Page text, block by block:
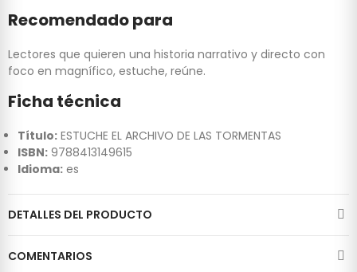
Recomendado para
Lectores que quieren una historia narrativo y directo con
foco en magnífico, estuche, reúne.
Ficha técnica
Título: ESTUCHE EL ARCHIVO DE LAS TORMENTAS
ISBN: 9788413149615
Idioma: es
DETALLES DEL PRODUCTO
COMENTARIOS